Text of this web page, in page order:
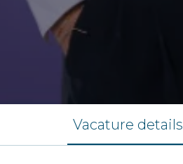
Vacature details